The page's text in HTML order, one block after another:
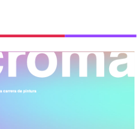
Este es un espacio de
publicación disponible para